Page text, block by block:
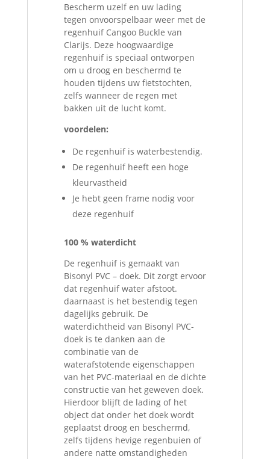
Bescherm uzelf en uw lading
tegen onvoorspelbaar weer met de
regenhuif Cangoo Buckle van
Clarijs. Deze hoogwaardige
regenhuif is speciaal ontworpen
om u droog en beschermd te
houden tijdens uw fietstochten,
zelfs wanneer de regen met
bakken uit de lucht komt.
voordelen:
De regenhuif is waterbestendig.
De regenhuif heeft een hoge
kleurvastheid
Je hebt geen frame nodig voor
deze regenhuif
100 % waterdicht
De regenhuif is gemaakt van
Bisonyl PVC – doek. Dit zorgt ervoor
dat regenhuif water afstoot.
daarnaast is het bestendig tegen
dagelijks gebruik. De
waterdichtheid van Bisonyl PVC-
doek is te danken aan de
combinatie van de
waterafstotende eigenschappen
van het PVC-materiaal en de dichte
constructie van het geweven doek.
Hierdoor blijft de lading of het
object dat onder het doek wordt
geplaatst droog en beschermd,
zelfs tijdens hevige regenbuien of
andere natte omstandigheden